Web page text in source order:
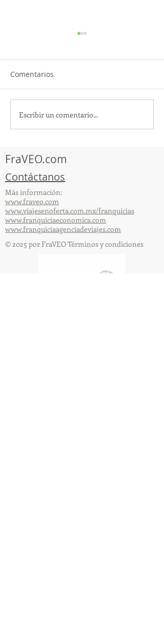
¡Acapulco y Guerrero se
Visten de Fiesta!
Comentarios
Escribir un comentario...
FraVEO.com
Contáctanos
Más información:
www.fraveo.com
www.viajesenoferta.com.mx/franquicias
www.franquiciaeconomica.com
www.franquiciaagenciadeviajes.com
© 2025 por FraVEO Términos y condiciones